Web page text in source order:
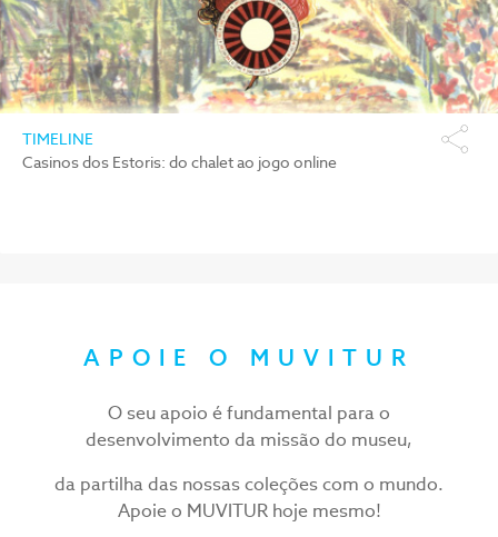
TIMELINE
Casinos dos Estoris: do chalet ao jogo online
APOIE O MUVITUR
O seu apoio é fundamental para o
desenvolvimento da missão do museu,
da partilha das nossas coleções com o mundo.
Apoie o MUVITUR hoje mesmo!